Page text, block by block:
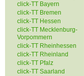
click-TT Bayern
click-TT Bremen
click-TT Hessen
click-TT Mecklenburg-
Vorpommern
click-TT Rheinhessen
click-TT Rheinland
click-TT Pfalz
click-TT Saarland